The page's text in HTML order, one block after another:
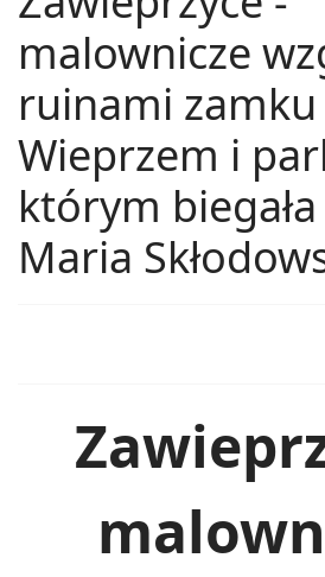
malownicze
ruinami
Wieprzem i
którym biegała
Maria